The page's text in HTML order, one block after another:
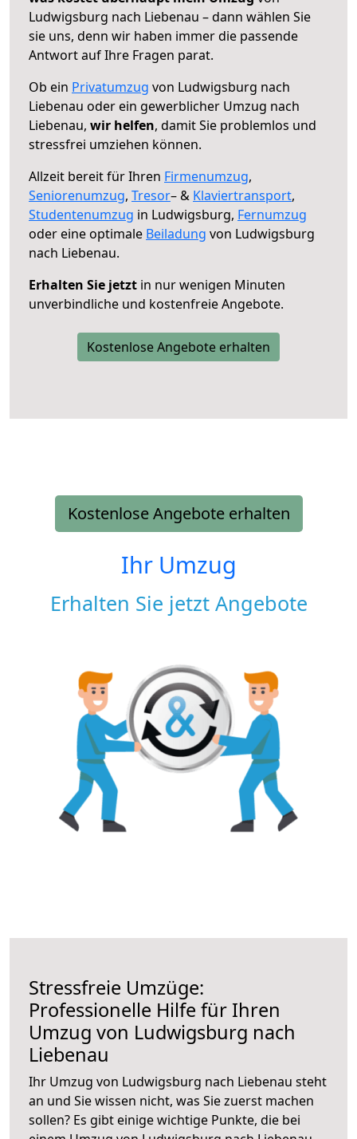
Ludwigsburg nach Liebenau – dann wählen Sie
sie uns, denn wir haben immer die passende
Antwort auf Ihre Fragen parat.
Ob ein Privatumzug von Ludwigsburg nach
Liebenau oder ein gewerblicher Umzug nach
Liebenau, wir helfen, damit Sie problemlos und
stressfrei umziehen können.
Allzeit bereit für Ihren Firmenumzug,
Seniorenumzug, Tresor– & Klaviertransport,
Studentenumzug in Ludwigsburg, Fernumzug
oder eine optimale Beiladung von Ludwigsburg
nach Liebenau.
Erhalten Sie jetzt in nur wenigen Minuten
unverbindliche und kostenfreie Angebote.
Kostenlose Angebote erhalten
Kostenlose Angebote erhalten
Ihr Umzug
Erhalten Sie jetzt Angebote
Stressfreie Umzüge:
Professionelle Hilfe für Ihren
Umzug von Ludwigsburg nach
Liebenau
Ihr Umzug von Ludwigsburg nach Liebenau steht
an und Sie wissen nicht, was Sie zuerst machen
sollen? Es gibt einige wichtige Punkte, die bei